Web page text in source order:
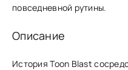
повседневной рутины.
Описание
Ист͏ория Toon Bl͏ast